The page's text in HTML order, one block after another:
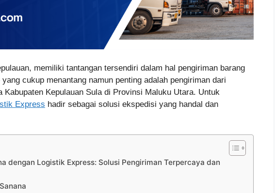
memiliki tantangan tersendiri dalam hal pengiriman barang
cukup menantang namun penting adalah pengiriman dari
Kabupaten Kepulauan Sula di Provinsi Maluku Utara. Untuk
Express hadir sebagai solusi ekspedisi yang handal dan
dengan Logistik Express: Solusi Pengiriman Terpercaya dan